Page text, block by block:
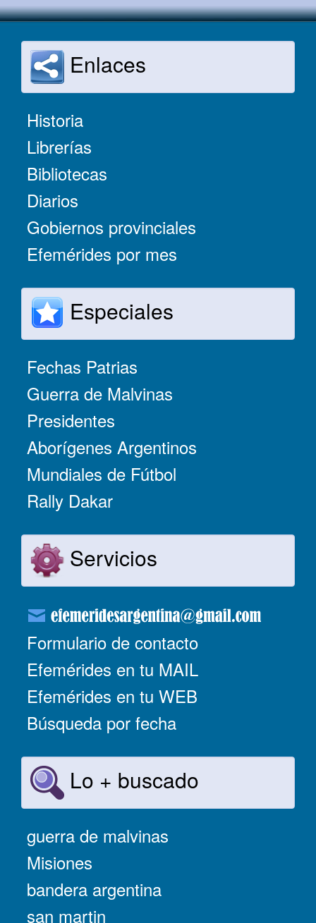
Enlaces
Historia
Librerías
Bibliotecas
Diarios
Gobiernos provinciales
Efemérides por mes
Especiales
Fechas Patrias
Guerra de Malvinas
Presidentes
Aborígenes Argentinos
Mundiales de Fútbol
Rally Dakar
Servicios
Formulario de contacto
Efemérides en tu MAIL
Efemérides en tu WEB
Búsqueda por fecha
Lo + buscado
guerra de malvinas
Misiones
bandera argentina
san martin